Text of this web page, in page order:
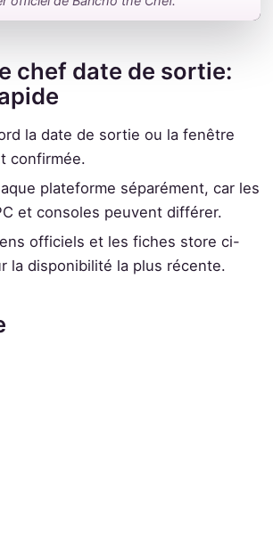
chef date de sortie:
la date de sortie ou la fenêtre
confirmée.
plateforme séparément, car les
et consoles peuvent différer.
officiels et les fiches store ci-
la disponibilité la plus récente.